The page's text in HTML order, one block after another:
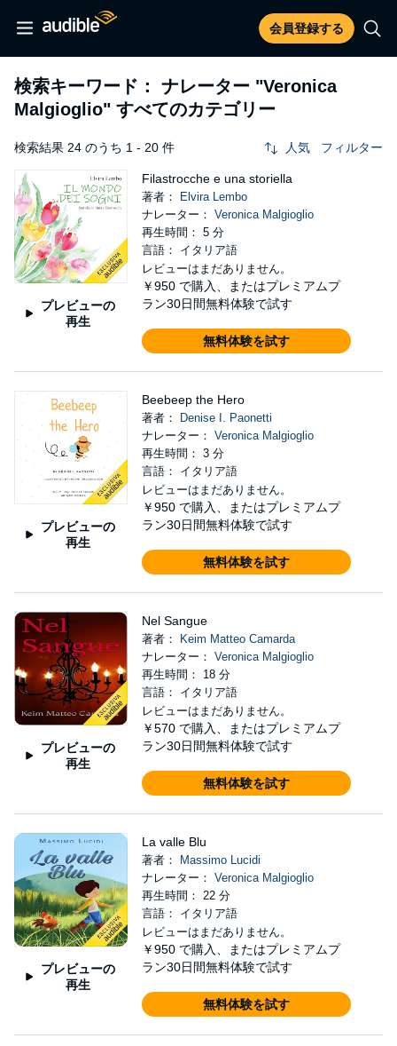
会員登録する
検索キーワード： ナレーター "Veronica
Malgioglio" すべてのカテゴリー
検索結果 24 のうち 1 - 20 件 人気 フィルター
プレビューの
再生
Filastrocche e una storiella
著者：
Elvira Lembo
ナレーター： Veronica Malgioglio
再生時間： 5 分
言語： イタリア語
レビューはまだありません。
￥950 で購入、またはプレミアムプ
ラン30日間無料体験で試す
無料体験を試す
プレビューの
再生
Beebeep the Hero
著者：
Denise I. Paonetti
ナレーター： Veronica Malgioglio
再生時間： 3 分
言語： イタリア語
レビューはまだありません。
￥950 で購入、またはプレミアムプ
ラン30日間無料体験で試す
無料体験を試す
プレビューの
再生
Nel Sangue
著者：
Keim Matteo Camarda
ナレーター： Veronica Malgioglio
再生時間： 18 分
言語： イタリア語
レビューはまだありません。
￥570 で購入、またはプレミアムプ
ラン30日間無料体験で試す
無料体験を試す
プレビューの
再生
La valle Blu
著者：
Massimo Lucidi
ナレーター： Veronica Malgioglio
再生時間： 22 分
言語： イタリア語
レビューはまだありません。
￥950 で購入、またはプレミアムプ
ラン30日間無料体験で試す
無料体験を試す